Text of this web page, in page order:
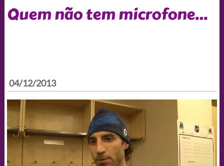
Quem não tem microfone…
04/12/2013